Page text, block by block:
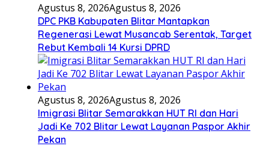
Agustus 8, 2026Agustus 8, 2026
DPC PKB Kabupaten Blitar Mantapkan
Regenerasi Lewat Musancab Serentak, Target
Rebut Kembali 14 Kursi DPRD
Agustus 8, 2026Agustus 8, 2026
Imigrasi Blitar Semarakkan HUT RI dan Hari
Jadi Ke 702 Blitar Lewat Layanan Paspor Akhir
Pekan